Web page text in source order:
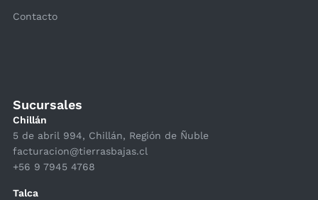
Sucursales
Chillán
5 de abril 994, Chillán, Región de Ñuble
facturacion@tierrasbajas.cl
+56 9 7945 4768
Talca
Contacto